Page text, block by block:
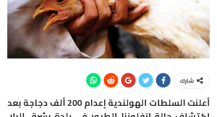
شارك
أعلنت السلطات الهولندية إعدام 200 ألف دجاجة بعد